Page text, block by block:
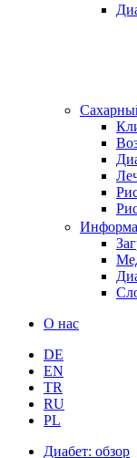
О нас
DE
EN
TR
RU
PL
Диабет: обзор